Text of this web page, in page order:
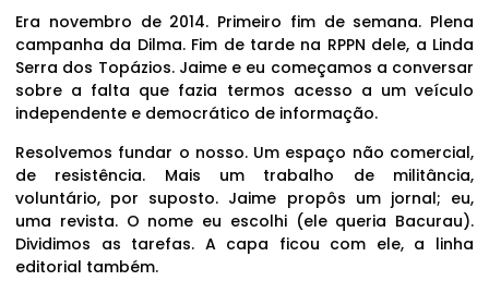
Era novembro de 2014. Primeiro fim de semana. Plena
campanha da Dilma. Fim de tarde na RPPN dele, a Linda
Serra dos Topázios. Jaime e eu começamos a conversar
sobre a falta que fazia termos acesso a um veículo
independente e democrático de informação.
Resolvemos fundar o nosso. Um espaço não comercial,
de resistência. Mais um trabalho de militância,
voluntário, por suposto. Jaime propôs um jornal; eu,
uma revista. O nome eu escolhi (ele queria Bacurau).
Dividimos as tarefas. A capa ficou com ele, a linha
editorial também.